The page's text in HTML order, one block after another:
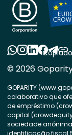
© 2026
GOPARITY
colaborativo que
de empréstimo
capital
sociedade